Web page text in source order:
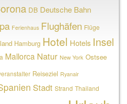
DB Deutsche Bahn
Ferienhaus Flughäfen Flüge
Hamburg Hotel Hotels Insel
Mallorca Natur New York Ostsee
Reiseziel Ryanair
Stadt Strand Thailand